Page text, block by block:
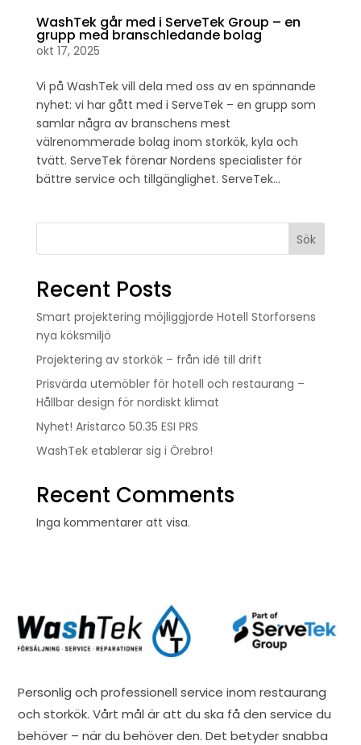
WashTek går med i ServeTek Group – en
grupp med branschledande bolag
okt 17, 2025
Vi på WashTek vill dela med oss av en spännande
nyhet: vi har gått med i ServeTek – en grupp som
samlar några av branschens mest
välrenommerade bolag inom storkök, kyla och
tvätt. ServeTek förenar Nordens specialister för
bättre service och tillgänglighet. ServeTek...
Sök
Recent Posts
Smart projektering möjliggjorde Hotell Storforsens
nya köksmiljö
Projektering av storkök – från idé till drift
Prisvärda utemöbler för hotell och restaurang –
Hållbar design för nordiskt klimat
Nyhet! Aristarco 50.35 ESI PRS
WashTek etablerar sig i Örebro!
Recent Comments
Inga kommentarer att visa.
Personlig och professionell service inom restaurang
och storkök. Vårt mål är att du ska få den service du
behöver – när du behöver den. Det betyder snabba